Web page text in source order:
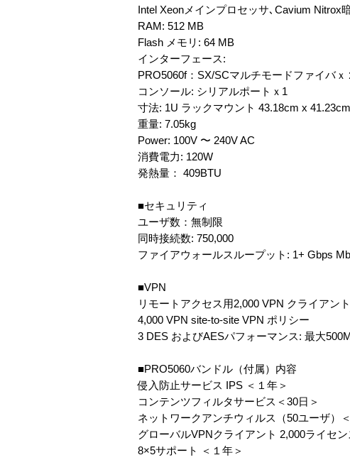
Intel Xeonメインプロセッサ､Cavium Nitrox
RAM: 512 MB
Flash メモリ: 64 MB
インターフェース:
PRO5060f：SX/SCマルチモードファイバ
コンソール: シリアルポートｘ1
寸法: 1U ラックマウント 43.18cm x
重量: 7.05kg
Power: 100V 〜 240V AC
消費電力: 120W
発熱量： 409BTU
■セキュリティ
ユーザ数：無制限
同時接続数: 750,000
ファイアウォールスループット: 1+ Gbps
■VPN
リモートアクセス用2,000 VPN クライアン
4,000 VPN site-to-site VPN ポリシー
3 DES およびAESパフォーマンス: 最大
■PRO5060バンドル（付属）内容
侵入防止サービス IPS ＜１年＞
コンテンツフィルタサービス＜30日＞
ネットワークアンチウィルス（50ユーザ）
グローバルVPNクライアント 2,000ライセン
8×5サポート ＜１年＞